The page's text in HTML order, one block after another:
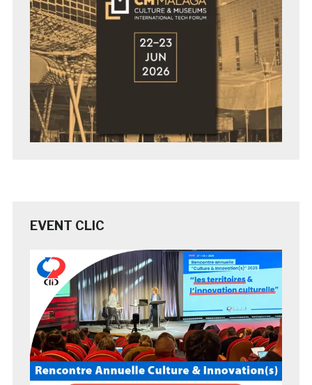
EVENT CLIC